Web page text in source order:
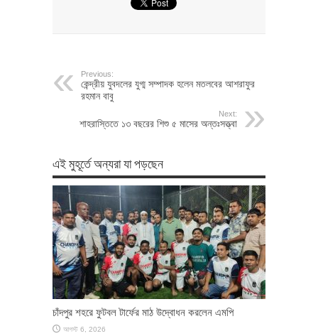
Previous:
কেন্দ্রীয় যুবদলের যুগ্ম সম্পাদক হলেন মতলবের আশরাফুর
রহমান বাবু
Next:
শাহরাস্তিতে ১৩ বছরের শিশু ৫ মাসের অন্তঃসত্ত্বা
এই মুহূর্তে অন্যরা যা পড়ছেন
চাঁদপুর শহরে ফুটবল টার্ফের মাঠ উদ্বোধন করলেন এমপি
আগস্ট 6, 2026